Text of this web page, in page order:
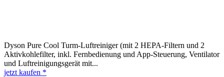
Dyson Pure Cool Turm-Luftreiniger (mit 2 HEPA-Filtern und 2
Aktivkohlefilter, inkl. Fernbedienung und App-Steuerung, Ventilator
und Luftreinigungsgerät mit...
jetzt kaufen *